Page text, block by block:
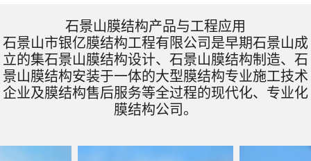
石景山膜结构产品与工程应用
石景山市银亿膜结构工程有限公司是早期石景山成
立的集石景山膜结构设计、石景山膜结构制造、石
景山膜结构安装于一体的大型膜结构专业施工技术
企业及膜结构售后服务等全过程的现代化、专业化
膜结构公司。